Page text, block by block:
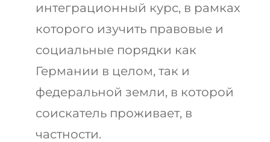
интеграционный курс, в рамках
которого изучить правовые и
социальные порядки как
Германии в целом, так и
федеральной земли, в которой
соискатель проживает, в
частности.